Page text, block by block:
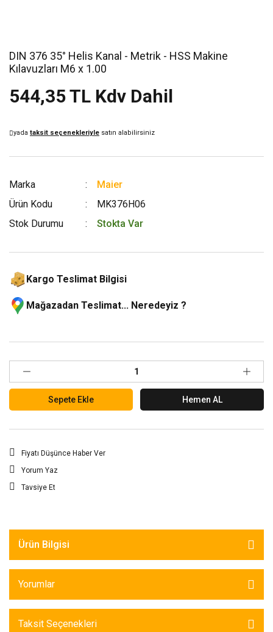
DIN 376 35° Helis Kanal - Metrik - HSS Makine
Kılavuzları M6 x 1.00
544,35 TL Kdv Dahil
yada taksit seçenekleriyle satın alabilirsiniz
Marka
Maier
Ürün Kodu
MK376H06
Stok Durumu
Stokta Var
Kargo Teslimat Bilgisi
Mağazadan Teslimat... Neredeyiz ?
Sepete Ekle Hemen AL
Fiyatı Düşünce Haber Ver
Yorum Yaz
Tavsiye Et
Ürün Bilgisi
Yorumlar
Taksit Seçenekleri